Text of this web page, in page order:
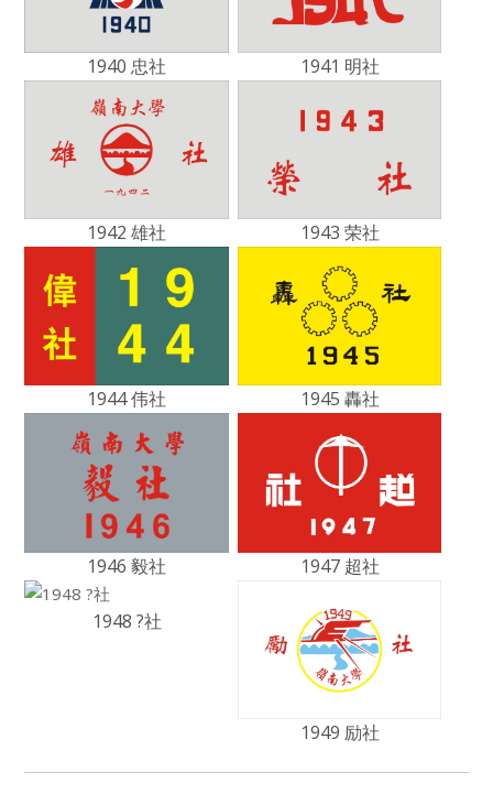
1940 忠社 1941 明社
1942 雄社 1943 荣社
1944 伟社 1945 轟社
1946 毅社 1947 超社
1948 ?社
1949 励社